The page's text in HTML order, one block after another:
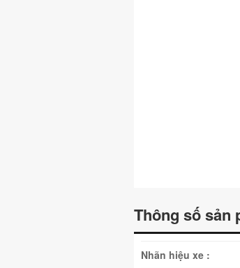
Thông số sản
Nhãn hiệu xe :